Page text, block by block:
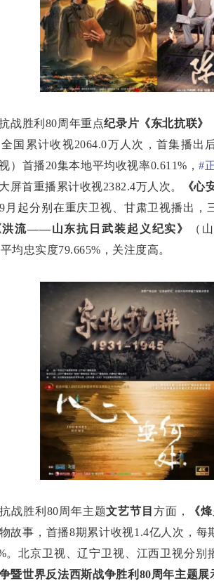
胜利80周年重点纪录片 《东北抗联》
全国累计收视2064.0万人次，首集播出
视）首播20集本地平均收视率0.611%，#
屏首重播累计收视2382.4万人次。
《心
月起分别在重庆卫视、甘肃卫视播出
洪流——山东抗日武装起义纪实》
（
均忠实度79.665%，关注度高。
胜利80周年主题文艺节目 方面， 《
故事，首播8期累计收视1.4亿人次，
。北京卫视、辽宁卫视、江西卫视分别
暨世界反法西斯战争胜利80周年主题